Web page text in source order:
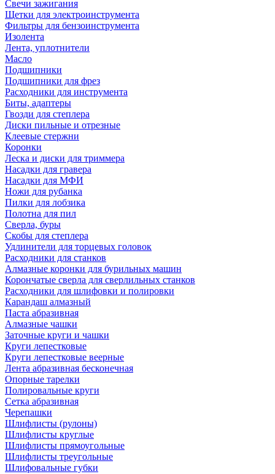
Свечи зажигания
Щетки для электроинструмента
Фильтры для бензоинструмента
Изолента
Лента, уплотнители
Масло
Подшипники
Подшипники для фрез
Расходники для инструмента
Биты, адаптеры
Гвозди для степлера
Диски пильные и отрезные
Клеевые стержни
Коронки
Леска и диски для триммера
Насадки для гравера
Насадки для МФИ
Ножи для рубанка
Пилки для лобзика
Полотна для пил
Сверла, буры
Скобы для степлера
Удлинители для торцевых головок
Расходники для станков
Алмазные коронки для бурильных машин
Корончатые сверла для сверлильных станков
Расходники для шлифовки и полировки
Карандаш алмазный
Паста абразивная
Алмазные чашки
Заточные круги и чашки
Круги лепестковые
Круги лепестковые веерные
Лента абразивная бесконечная
Опорные тарелки
Полировальные круги
Сетка абразивная
Черепашки
Шлифлисты (рулоны)
Шлифлисты круглые
Шлифлисты прямоугольные
Шлифлисты треугольные
Шлифовальные губки